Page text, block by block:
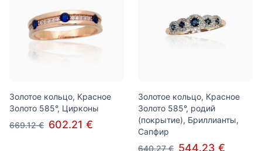
Золотое кольцо, Красное
Золото 585°, Цирконы
669.12 € 602.21 €
Золотое кольцо, Красное
Золото 585°, родий
(покрытие), Бриллианты,
Сапфир
640.27 € 544.23 €